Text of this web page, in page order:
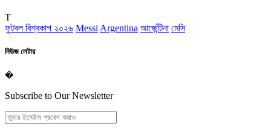
T
ফুটবল বিশ্বকাপ ২০২৬ Messi Argentina আর্জেন্টিনা মেসি
নিউজ লেটার
�
Subscribe to Our Newsletter